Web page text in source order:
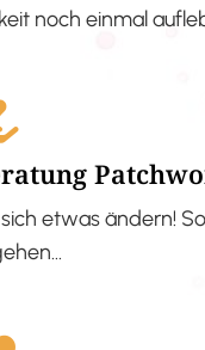
noch einmal
etwas ändern!